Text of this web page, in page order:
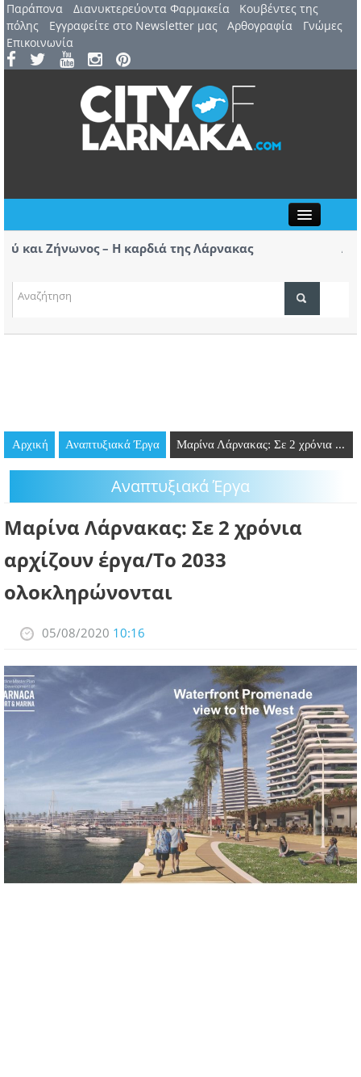
Παράπονα Διανυκτερεύοντα Φαρμακεία
Kουβέντες της
πόλης
Εγγραφείτε στο Newsletter μας Αρθογραφία
Γνώμες
Επικοινωνία
ΤΟΠΙΚΑ ΝΕΑ
ΘΕΣΕΙΣ ΕΡΓΑΣΙΑΣ
ΠΡΟΣΩΠΑ
ΛΑΡΝΑΚΑ 2030
Ζήνωνος – Η καρδιά της Λάρνακας
για λιμάνι και μαρίνα Λάρνακας
Άνοιξαν
Αρχική Αναπτυξιακά Έργα Μαρίνα Λάρνακας: Σε 2 χρόνια ...
Αναπτυξιακά Έργα
Μαρίνα Λάρνακας: Σε 2 χρόνια
αρχίζουν έργα/Το 2033
ολοκληρώνονται
05/08/2020 10:16